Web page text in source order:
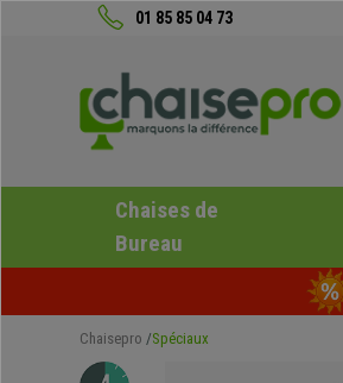
01 85 85 04 73
Chaises de
Bureau
Chaisepro Spéciaux